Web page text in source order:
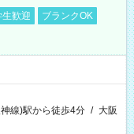
生歓迎
ブランクOK
線)駅から徒歩4分 / 大阪